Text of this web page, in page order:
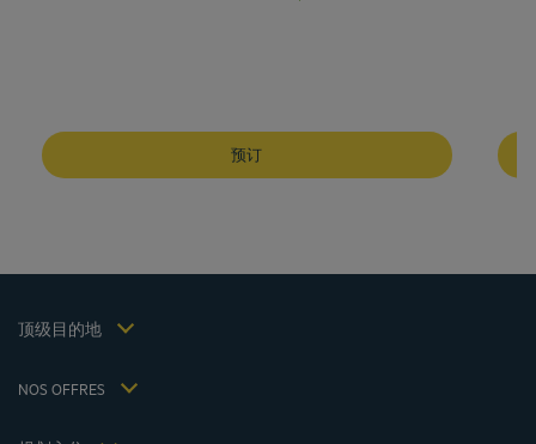
预订
顶级目的地
峨嵋山酒店
昆明酒店
上海酒店
Hôtels Saint-Malo
NOS OFFRES
逍遥游优惠（含早餐）
个人数据政策
Flavours Instant Benefit 通用使用条款和条件